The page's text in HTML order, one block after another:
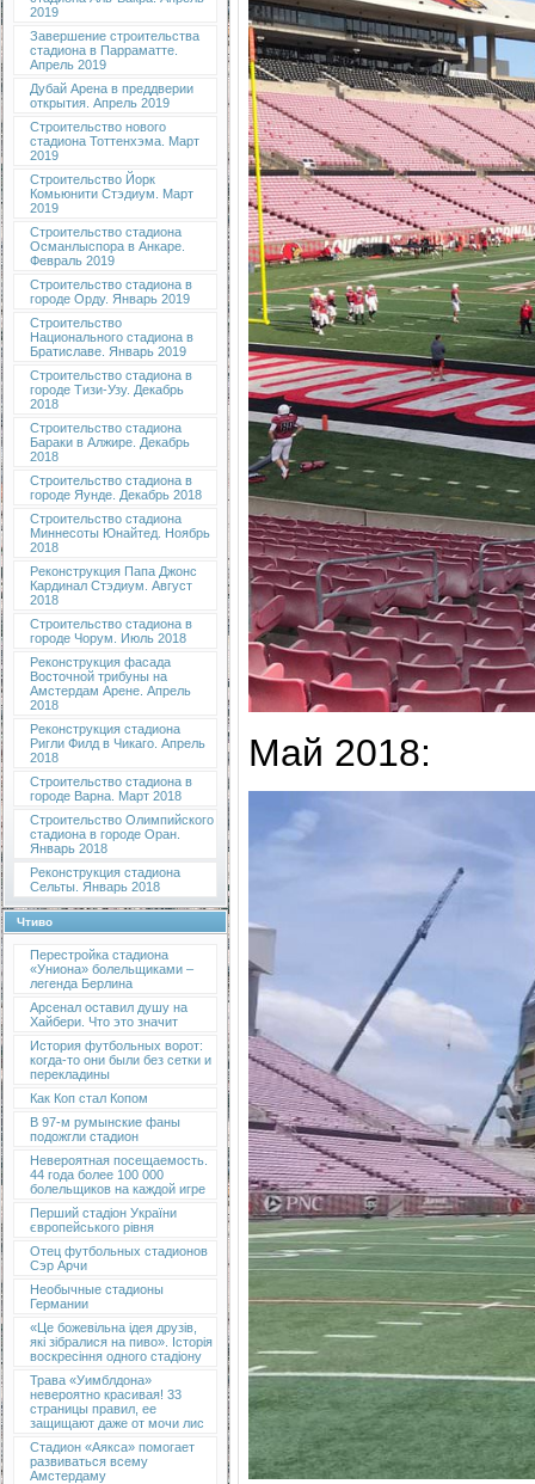
2019
Завершение строительства
стадиона в Парраматте.
Апрель 2019
Дубай Арена в преддверии
открытия. Апрель 2019
Строительство нового
стадиона Тоттенхэма. Март
2019
Строительство Йорк
Комьюнити Стэдиум. Март
2019
Строительство стадиона
Османлыспора в Анкаре.
Февраль 2019
Строительство стадиона в
городе Орду. Январь 2019
Строительство
Национального стадиона в
Братиславе. Январь 2019
Строительство стадиона в
городе Тизи-Узу. Декабрь
2018
Строительство стадиона
Бараки в Алжире. Декабрь
2018
Строительство стадиона в
городе Яунде. Декабрь 2018
Строительство стадиона
Миннесоты Юнайтед. Ноябрь
2018
Реконструкция Папа Джонс
Кардинал Стэдиум. Август
2018
Строительство стадиона в
городе Чорум. Июль 2018
Реконструкция фасада
Восточной трибуны на
Амстердам Арене. Апрель
2018
Реконструкция стадиона
Ригли Филд в Чикаго. Апрель
2018
Строительство стадиона в
городе Варна. Март 2018
Строительство Олимпийского
стадиона в городе Оран.
Январь 2018
Реконструкция стадиона
Сельты. Январь 2018
Чтиво
Перестройка стадиона
«Униона» болельщиками –
легенда Берлина
Арсенал оставил душу на
Хайбери. Что это значит
История футбольных ворот:
когда-то они были без сетки и
перекладины
Как Коп стал Копом
В 97-м румынские фаны
подожгли стадион
Невероятная посещаемость.
44 года более 100 000
болельщиков на каждой игре
Перший стадіон України
європейського рівня
Отец футбольных стадионов
Сэр Арчи
Необычные стадионы
Германии
«Це божевільна ідея друзів,
які зібралися на пиво». Історія
воскресіння одного стадіону
Трава «Уимблдона»
невероятно красивая! 33
страницы правил, ее
защищают даже от мочи лис
Стадион «Аякса» помогает
развиваться всему
Амстердаму
Май 2018: